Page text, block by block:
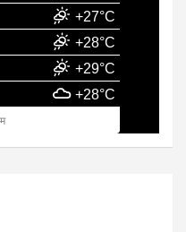
+27°C
+28°C
+29°C
+28°C